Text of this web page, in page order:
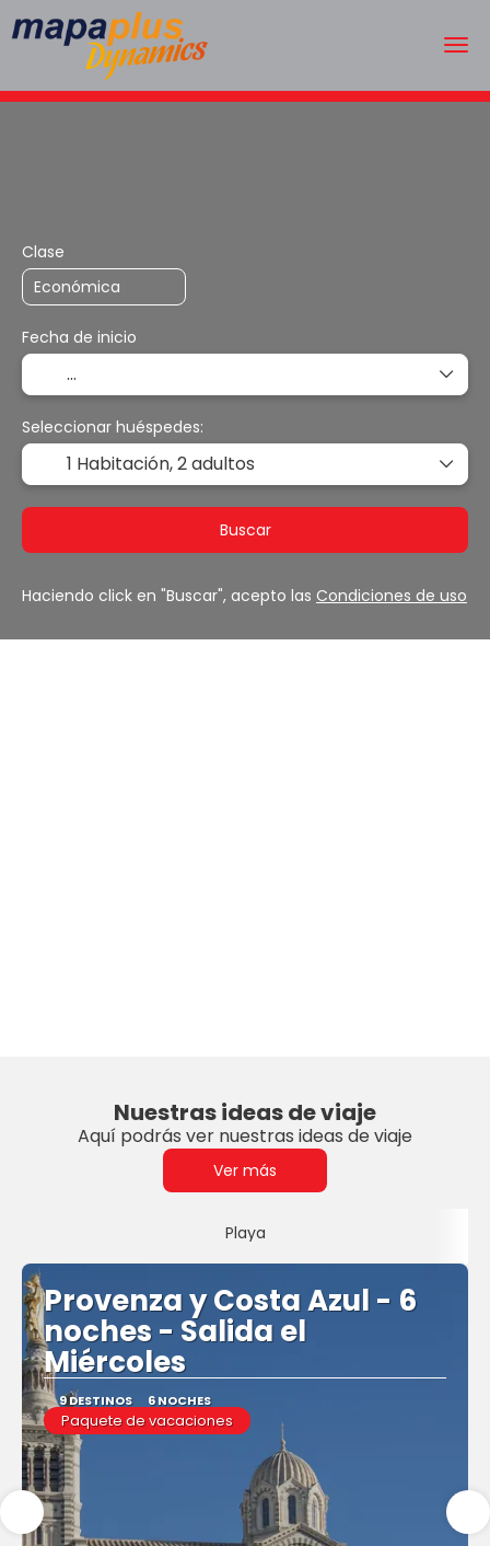
Clase
Fecha de inicio
Seleccionar huéspedes:
1 Habitación,2 adultos
Buscar
Haciendo click en "Buscar", acepto las Condiciones de uso
Nuestras ideas de viaje
Aquí podrás ver nuestras ideas de viaje
Ver más
Playa
Provenza y Costa Azul - 6
noches - Salida el
Miércoles
9 DESTINOS 6 NOCHES
Paquete de vacaciones